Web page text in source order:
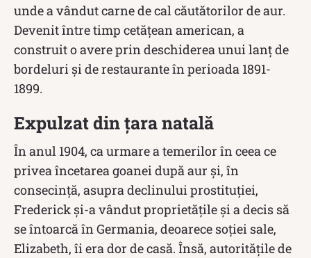
unde a vândut carne de cal căutătorilor de aur.
Devenit între timp cetățean american, a
construit o avere prin deschiderea unui lanț de
bordeluri și de restaurante în perioada 1891-
1899.
Expulzat din țara natală
În anul 1904, ca urmare a temerilor în ceea ce
privea încetarea goanei după aur şi, în
consecinţă, asupra declinului prostituţiei,
Frederick şi-a vândut proprietățile și a decis să
se întoarcă în Germania, deoarece soției sale,
Elizabeth, îi era dor de casă. Însă, autoritățile de